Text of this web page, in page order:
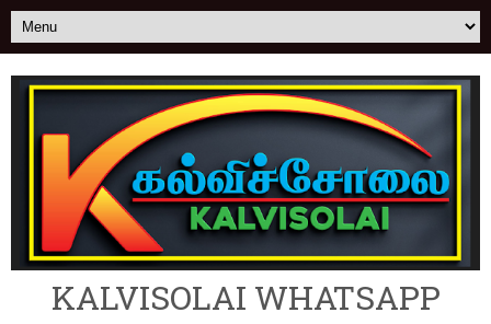
KALVISOLAI WHATSAPP